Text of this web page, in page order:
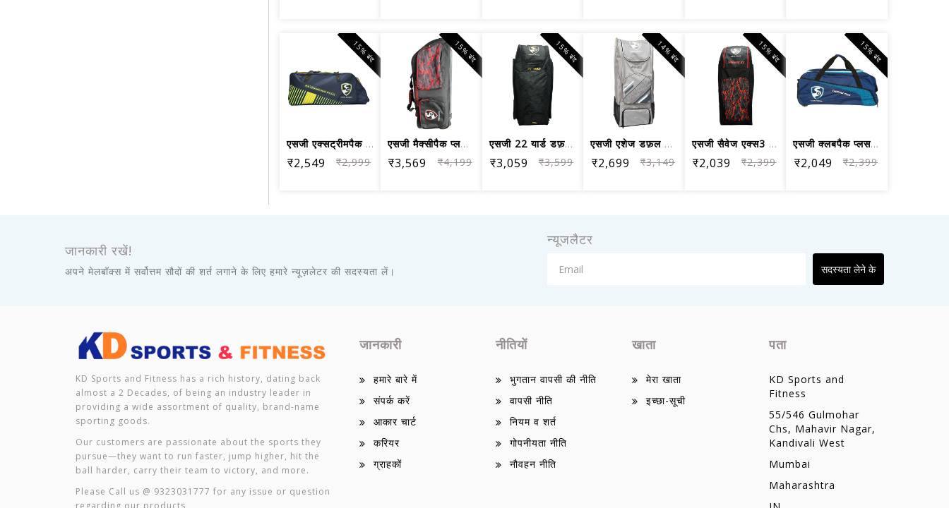
एसजी एक्सट्रीमपैक प्लस ट्रॉली क्रिकेट...
₹2,549 ₹2,999
15% बंद
एसजी मैक्सीपैक प्लस ट्रॉली क्रिकेट कि...
₹3,569 ₹4,199
15% बंद
एसजी 22 यार्ड डफ़ल क्रिकेट किटबैग, बड़ा
₹3,059 ₹3,599
15% बंद
एसजी एशेज डफ़ल क्रिकेट किटबैग, बड़ा
₹2,699 ₹3,149
14% बंद
एसजी सैवेज एक्स3 प्लस डफ़ल क्रिकेट कि...
₹2,039 ₹2,399
15% बंद
एसजी क्लबपैक प्लस ट्रॉली क्रिकेट किटबैग
₹2,049 ₹2,399
15% बंद
जानकारी रखें!
अपने मेलबॉक्स में सर्वोत्तम सौदों की शर्त लगाने के लिए हमारे न्यूज़लेटर की सदस्यता लें।
न्यूजलैटर
सदस्यता लेने के
KD Sports and Fitness has a rich history, dating back
almost a 2 Decades, of being an industry leader in
providing a wide assortment of quality, brand-name
sporting goods.
Our customers are passionate about the sports they
pursue—they want to run faster, jump higher, hit the
ball harder, carry their team to victory, and more.
Please Call us @ 9323031777 for any issue or question
जानकारी
हमारे बारे में
संपर्क करें
आकार चार्ट
करियर
ग्राहकों
नीतियों
भुगतान वापसी की नीति
वापसी नीति
नियम व शर्त
गोपनीयता नीति
नौवहन नीति
खाता
मेरा खाता
इच्छा-सूची
पता
KD Sports and
Fitness
55/546 Gulmohar
Chs, Mahavir Nagar,
Kandivali West
Mumbai
Maharashtra